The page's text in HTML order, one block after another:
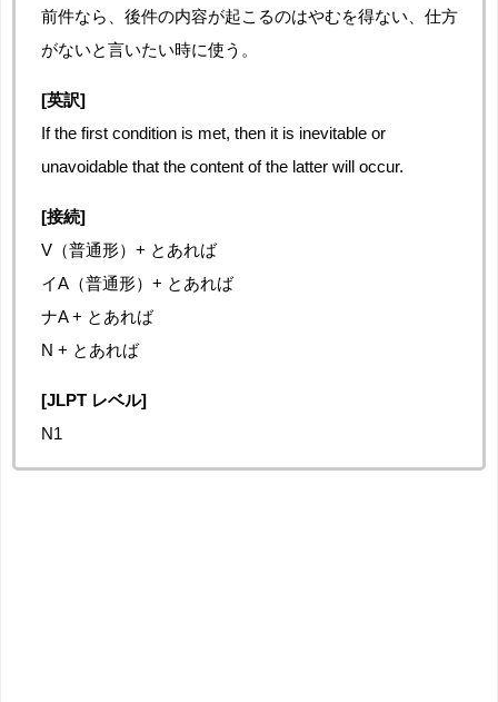
前件なら、後件の内容が起こるのはやむを得ない、仕方
がないと言いたい時に使う。
[英訳]
If the first condition is met, then it is inevitable or
unavoidable that the content of the latter will occur.
[接続]
V（普通形）+ とあれば
イA（普通形）+ とあれば
ナA + とあれば
N + とあれば
[JLPT レベル]
N1